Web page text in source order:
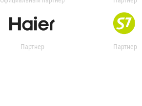
Партнер Партнер